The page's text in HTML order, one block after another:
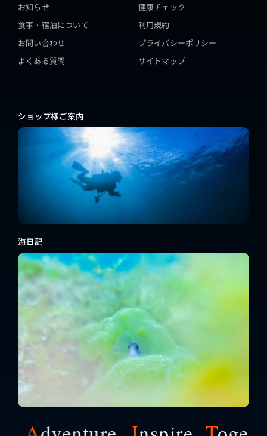
お知らせ
食事・宿泊について
お問い合わせ
よくある質問
健康チェック
利用規約
プライバシーポリシー
サイトマップ
ショップ様ご案内
海日記